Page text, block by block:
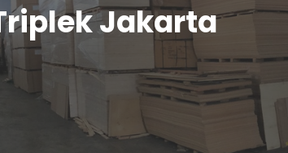
Jakarta